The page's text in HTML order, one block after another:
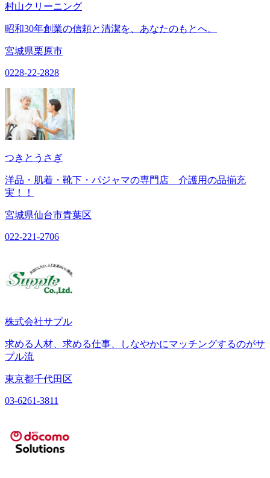
村山クリーニング
昭和30年創業の信頼と清潔を、あなたのもとへ。
宮城県栗原市
0228-22-2828
つきとうさぎ
洋品・肌着・靴下・パジャマの専門店 介護用の品揃充
実！！
宮城県仙台市青葉区
022-221-2706
株式会社サプル
求める人材、求める仕事、しなやかにマッチングするのがサ
プル流
東京都千代田区
03-6261-3811